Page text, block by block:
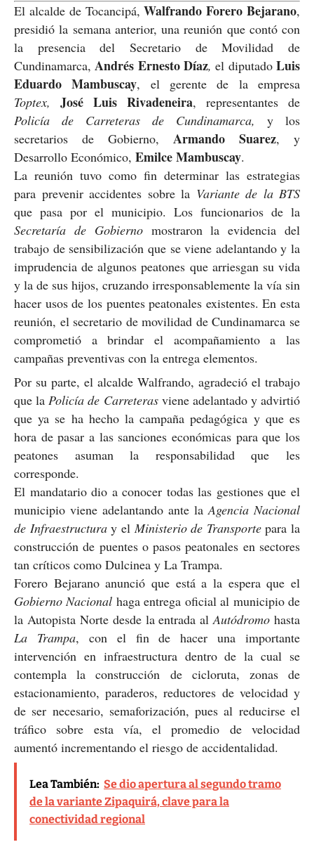
El alcalde de Tocancipá,Walfrando Forero Bejarano,
presidió la semana anterior, una reunión que contó con
la presencia del Secretario de Movilidad de
Cundinamarca, Andrés Ernesto Díaz, el diputadoLuis
Eduardo Mambuscay, el gerente de la empresa
Toptex,
José Luis Rivadeneira, representantes de
Policía de Carreteras de Cundinamarca, y los
secretarios de Gobierno, Armando Suarez, y
Desarrollo Económico, Emilce Mambuscay.
La reunión tuvo como fin determinar las estrategias
para prevenir accidentes sobre la Variante de la BTS
que pasa por el municipio. Los funcionarios de la
Secretaría de Gobiernomostraron la evidencia del
trabajo de sensibilización que se viene adelantando y la
imprudencia de algunos peatones que arriesgan su vida
y la de sus hijos, cruzando irresponsablemente la vía sin
hacer usos de los puentes peatonales existentes. En esta
reunión, el secretario de movilidad de Cundinamarca se
comprometió a brindar el acompañamiento a las
campañas preventivas con la entrega elementos.
Por su parte, el alcalde Walfrando, agradeció el trabajo
que la Policía de Carreterasviene adelantado y advirtió
que ya se ha hecho la campaña pedagógica y que es
hora de pasar a las sanciones económicas para que los
peatones asuman la responsabilidad que les
corresponde.
El mandatario dio a conocer todas las gestiones que el
municipio viene adelantando ante la Agencia Nacional
de Infraestructuray el Ministerio de Transportepara la
construcción de puentes o pasos peatonales en sectores
tan críticos como Dulcinea y La Trampa.
Forero Bejarano anunció que está a la espera que el
Gobierno Nacional haga entrega oficial al municipio de
la Autopista Norte desde la entrada alAutódromo hasta
La Trampa, con el fin de hacer una importante
intervención en infraestructura dentro de la cual se
contempla la construcción de cicloruta, zonas de
estacionamiento, paraderos, reductores de velocidad y
de ser necesario, semaforización, pues al reducirse el
tráfico sobre esta vía, el promedio de velocidad
aumentó incrementando el riesgo de accidentalidad.
Lea También: Se dio apertura al segundo tramo
de la variante Zipaquirá, clave para la
conectividad regional